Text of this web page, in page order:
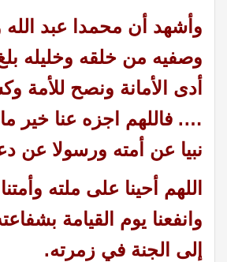
وأشهد أن محمدا عبد
وصفيه من خلقه وخليله
أدى الأمانة ونصح للأمة
…. فاللهم اجزه عنا خير
نبيا عن أمته ورسولا عن
اللهم أحينا على ملته
وانفعنا يوم القيامة
إلى الجنة في زمرته.